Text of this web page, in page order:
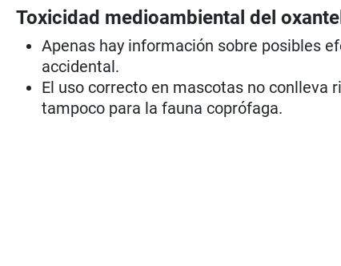
Toxicidad medioambiental del
Apenas hay información sobre posibles
accidental.
El uso correcto en mascotas no
tampoco para la fauna coprófaga.